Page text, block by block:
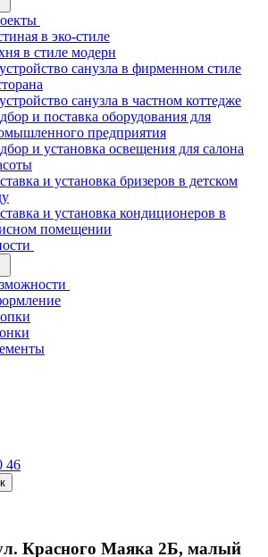
в эко-стиле
в стиле модерн
санузла в фирменном стиле
санузла в частном коттедже
и поставка оборудования для
предприятия
и установка освещения для салона
и установка бризеров в детском
и установка кондиционеров в
помещении
46
Красного Маяка 2Б, малый